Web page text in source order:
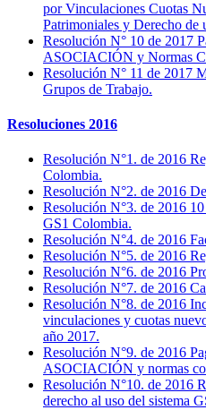
por Vinculaciones Cuotas
Patrimoniales y Derecho de
Resolución N° 10 de 2017
ASOCIACIÓN y Normas
Resolución N° 11 de 2017
Grupos de Trabajo.
Resoluciones 2016
Resolución N°1. de 2016
Colombia.
Resolución N°2. de 2016
Resolución N°3. de 2016
GS1 Colombia.
Resolución N°4. de 2016
Resolución N°5. de 2016
Resolución N°6. de 2016
Resolución N°7. de 2016
Resolución N°8. de 2016
vinculaciones y cuotas
año 2017.
Resolución N°9. de 2016
ASOCIACIÓN y normas
Resolución N°10. de 2016
derecho al uso del sistema